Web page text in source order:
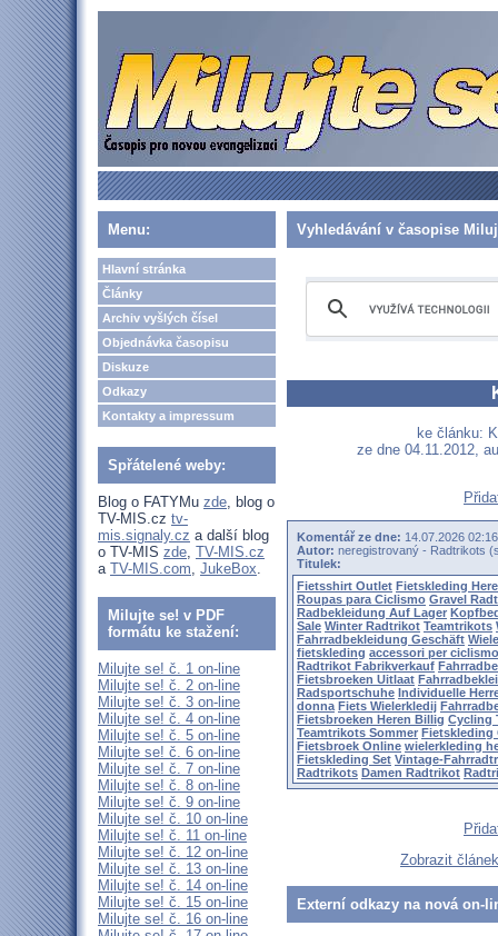
Menu:
Hlavní stránka
Články
Archiv vyšlých čísel
Objednávka časopisu
Diskuze
Odkazy
Kontakty a impressum
Spřátelené weby:
Blog o FATYMu zde, blog o
TV-MIS.cz tv-
mis.signaly.cz a další blog
o TV-MIS zde, TV-MIS.cz
a TV-MIS.com, JukeBox.
Milujte se! v PDF
formátu ke stažení:
Milujte se! č. 1 on-line
Milujte se! č. 2 on-line
Milujte se! č. 3 on-line
Milujte se! č. 4 on-line
Milujte se! č. 5 on-line
Milujte se! č. 6 on-line
Milujte se! č. 7 on-line
Milujte se! č. 8 on-line
Milujte se! č. 9 on-line
Milujte se! č. 10 on-line
Milujte se! č. 11 on-line
Milujte se! č. 12 on-line
Milujte se! č. 13 on-line
Milujte se! č. 14 on-line
Milujte se! č. 15 on-line
Milujte se! č. 16 on-line
Vyhledávání v časopise
ke článku:
ze dne 04.11.2012,
Komentář ze dne: 14.07.2026
Autor: neregistrovaný - Radtrikots
Titulek:
Fietsshirt Outlet Fietskleding
Roupas para Ciclismo Gravel
Radbekleidung Auf Lager
Sale Winter Radtrikot Teamtrikots
Fahrradbekleidung Geschäft
fietskleding accessori per ciclismo
Radtrikot Fabrikverkauf
Fietsbroeken Uitlaat
Radsportschuhe Individuelle
donna Fiets Wielerkledij
Fietsbroeken Heren Billig Cycling
Teamtrikots Sommer Fietskleding
Fietsbroek Online wielerkleding
Fietskleding Set Vintage-
Radtrikots Damen Radtrikot
Zobrazit
Externí odkazy na nová on-